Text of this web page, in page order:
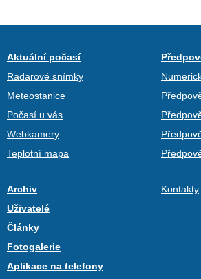
Aktuální počasí
Radarové snímky
Meteostanice
Počasí u vás
Webkamery
Teplotní mapa
Archiv
Uživatelé
Články
Fotogalerie
Aplikace na telefony
Kontakty